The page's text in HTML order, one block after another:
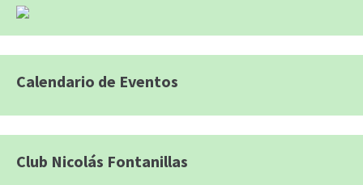
Calendario de Eventos
Club Nicolás Fontanillas